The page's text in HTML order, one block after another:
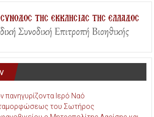
πανηγυρίζοντα Ιερό Ναό
του Σωτήρος